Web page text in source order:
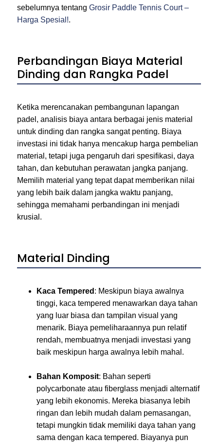
sebelumnya tentang Grosir Paddle Tennis Court –
Harga Spesial!.
Perbandingan Biaya Material
Dinding dan Rangka Padel
Ketika merencanakan pembangunan lapangan
padel, analisis biaya antara berbagai jenis material
untuk dinding dan rangka sangat penting. Biaya
investasi ini tidak hanya mencakup harga pembelian
material, tetapi juga pengaruh dari spesifikasi, daya
tahan, dan kebutuhan perawatan jangka panjang.
Memilih material yang tepat dapat memberikan nilai
yang lebih baik dalam jangka waktu panjang,
sehingga memahami perbandingan ini menjadi
krusial.
Material Dinding
Kaca Tempered : Meskipun biaya awalnya
tinggi, kaca tempered menawarkan daya tahan
yang luar biasa dan tampilan visual yang
menarik. Biaya pemeliharaannya pun relatif
rendah, membuatnya menjadi investasi yang
baik meskipun harga awalnya lebih mahal.
Bahan Komposit: Bahan seperti
polycarbonate atau fiberglass menjadi alternatif
yang lebih ekonomis. Mereka biasanya lebih
ringan dan lebih mudah dalam pemasangan,
tetapi mungkin tidak memiliki daya tahan yang
sama dengan kaca tempered. Biayanya pun